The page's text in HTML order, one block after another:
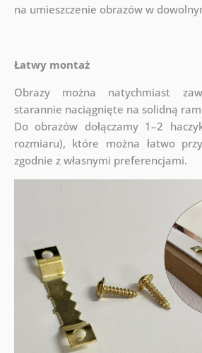
na umieszczenie obrazów w
Łatwy montaż
Obrazy można natychmiast
starannie naciągnięte na solidną
Do obrazów dołączamy 1–2
rozmiaru), które można łatwo
zgodnie z własnymi preferencjami.